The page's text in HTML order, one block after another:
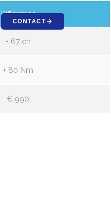
CONTACT
Différence
+ 67 ch
+ 80 Nm
€ 990